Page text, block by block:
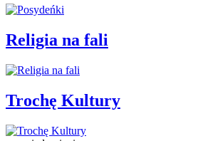
Religia na fali
Trochę Kultury